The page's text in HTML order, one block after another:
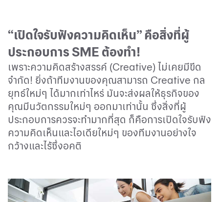
“เปิดใจรับฟังความคิดเห็น” คือสิ่งที่ผู้
ประกอบการSME ต้องทำ!
เพราะความคิดสร้างสรรค์ (Creative) ไม่เคยมีขีด
จำกัด! ยิ่งถ้าทีมงานของคุณสามารถ Creative กล
ยุทธ์ใหม่ๆ ได้มากเท่าไหร่ มันจะส่งผลให้ธุรกิจของ
คุณมีนวัตกรรมใหม่ๆ ออกมาเท่านั้น ซึ่งสิ่งที่ผู้
ประกอบการควรจะทำมากที่สุด ก็คือการเปิดใจรับฟัง
ความคิดเห็นและไอเดียใหม่ๆ ของทีมงานอย่างใจ
กว้างและไร้ซึ่งอคติ